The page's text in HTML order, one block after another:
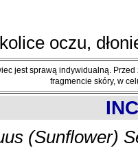
oczu,
jest sprawą indywidualną.
fragmencie skóry, w
(Sunflower)